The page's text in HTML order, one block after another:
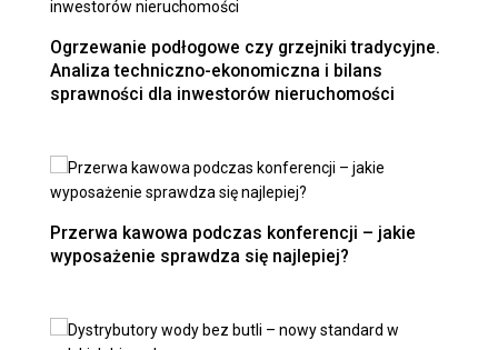
Ogrzewanie podłogowe czy grzejniki tradycyjne.
Analiza techniczno-ekonomiczna i bilans
sprawności dla inwestorów nieruchomości
Przerwa kawowa podczas konferencji – jakie
wyposażenie sprawdza się najlepiej?